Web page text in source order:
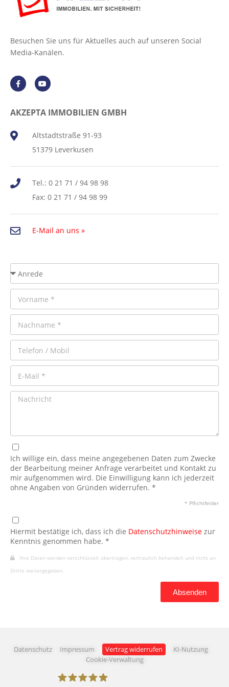
Datenschutz Impressum Vertrag widerrufen
KI-Nutzung
Cookie-Verwaltung
Besuchen Sie uns für Aktuelles auch auf unseren Social
Media-Kanälen.
AKZEPTA IMMOBILIEN GMBH
Altstadtstraße 91-93
51379 Leverkusen
Tel.: 0 21 71 / 94 98 98
Fax: 0 21 71 / 94 98 99
E-Mail an uns »
Ich willige ein, dass meine angegebenen Daten zum Zwecke
der Bearbeitung meiner Anfrage verarbeitet und Kontakt zu
mir aufgenommen wird. Die Einwilligung kann ich jederzeit
ohne Angaben von Gründen widerrufen. *
* Pflichtfelder
Hiermit bestätige ich, dass ich die Datenschutzhinweise zur
Kenntnis genommen habe. *
Ihre Daten werden verschlüsselt übertragen, vertraulich behandelt und nicht an
Dritte weitergegeben.
Absenden